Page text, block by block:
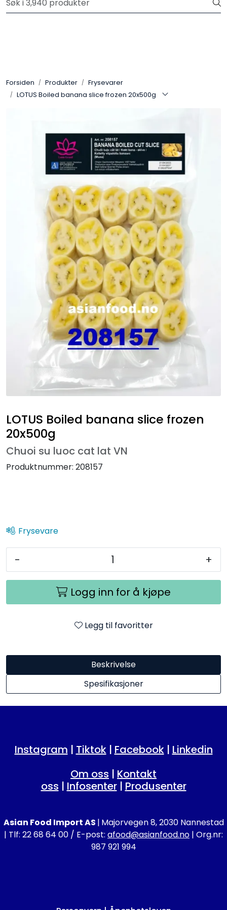
Skip to main content
Velkommen til vår nye nettbutikk! Trykk her for å lese mer
Forsiden Produkter
Frysevarer
LOTUS Boiled banana slice frozen 20x500g
LOTUS Boiled banana slice frozen
20x500g
Chuoi su luoc cat lat VN
Produktnummer: 208157
Frysevare
- +
Logg inn for å kjøpe
Legg til favoritter
Beskrivelse
Spesifikasjoner
Instagram | Tiktok| Facebook| Linkedin
Om oss | Kontakt
oss | Infosenter| Produsenter
Asian Food Import AS | Majorvegen 8, 2030 Nannestad
| Tlf: 22 68 64 00 / E-post: afood@asianfood.no | Org.nr:
987 921 994
Restaurantprodukter